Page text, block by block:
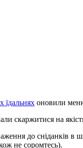
їдальнях оновили
скаржитися на
до сніданків в
не соромтесь).